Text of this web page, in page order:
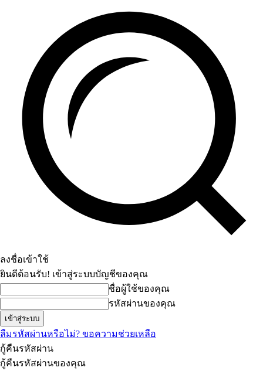
ลงชื่อเข้าใช้
ยินดีต้อนรับ! เข้าสู่ระบบบัญชีของคุณ
ชื่อผู้ใช้ของคุณ
รหัสผ่านของคุณ
ลืมรหัสผ่านหรือไม่? ขอความช่วยเหลือ
กู้คืนรหัสผ่าน
กู้คืนรหัสผ่านของคุณ